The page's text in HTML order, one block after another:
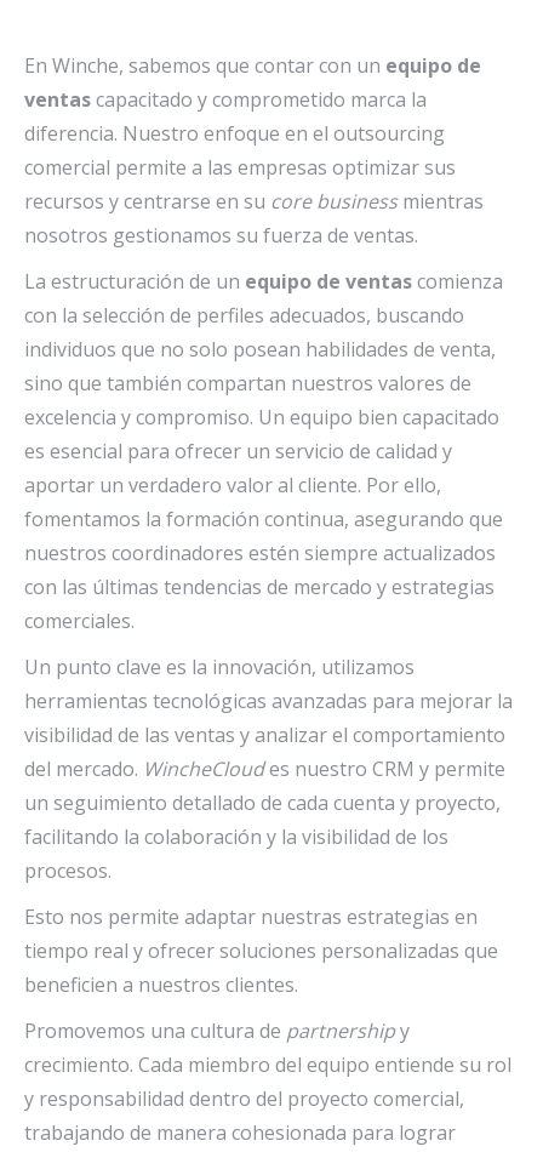
En Winche, sabemos que contar con un equipo de
ventascapacitado y comprometido marca la
diferencia. Nuestro enfoque en el outsourcing
comercial permite a las empresas optimizar sus
recursos y centrarse en su core businessmientras
nosotros gestionamos su fuerza de ventas.
La estructuración de un equipo de ventascomienza
con la selección de perfiles adecuados, buscando
individuos que no solo posean habilidades de venta,
sino que también compartan nuestros valores de
excelencia y compromiso. Un equipo bien capacitado
es esencial para ofrecer un servicio de calidad y
aportar un verdadero valor al cliente. Por ello,
fomentamos la formación continua, asegurando que
nuestros coordinadores estén siempre actualizados
con las últimas tendencias de mercado y estrategias
comerciales.
Un punto clave es la innovación, utilizamos
herramientas tecnológicas avanzadas para mejorar la
visibilidad de las ventas y analizar el comportamiento
del mercado. WincheCloudes nuestro CRM y permite
un seguimiento detallado de cada cuenta y proyecto,
facilitando la colaboración y la visibilidad de los
procesos.
Esto nos permite adaptar nuestras estrategias en
tiempo real y ofrecer soluciones personalizadas que
beneficien a nuestros clientes.
Promovemos una cultura de partnershipy
crecimiento. Cada miembro del equipo entiende su rol
y responsabilidad dentro del proyecto comercial,
trabajando de manera cohesionada para lograr